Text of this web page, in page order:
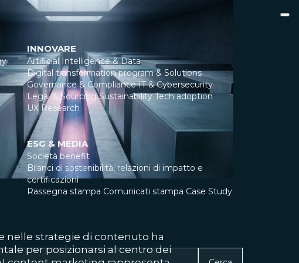
INNOVARE
Artificial Intelligence & Data
Digital transformation program & Solutions
Governance & Compliance IT & Cybersecurity
Legal & Sourcing Sustainability Tech adoption
UX Research
ESG & MEDIA
Società benefit
Bilanci di sostenibilità, relazioni di impatto e
certificazioni
Rassegna stampa Comunicati stampa Case Study
nelle strategie di contenuto ha
per posizionarsi al centro dei